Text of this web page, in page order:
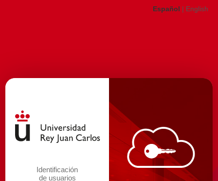
Español | English
Identificación
de usuarios